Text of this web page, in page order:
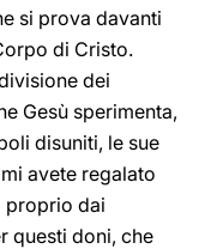
si prova davanti
di Cristo.
dei
Gesù sperimenta,
disuniti, le sue
avete regalato
proprio dai
questi doni, che